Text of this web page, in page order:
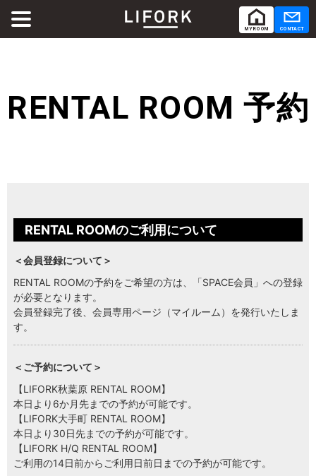
CONTACT
MY ROOM
SERVICE
RENTAL ROOM
RENTAL LOUNGE
LOCATIONS
AKIHABARA 秋葉原
AKIHABARA II 秋葉原Ⅱ
RENTAL ROOM 予約
RENTAL ROOMのご利用について
＜会員登録について＞
RENTAL ROOMの予約をご希望の方は、「SPACE会員」への登録
が必要となります。
会員登録完了後、会員専用ページ（マイルーム）を発行いたしま
す。
＜ご予約について＞
【LIFORK秋葉原 RENTAL ROOM】
本日より6か月先までの予約が可能です。
【LIFORK大手町 RENTAL ROOM】
本日より30日先までの予約が可能です。
【LIFORK H/Q RENTAL ROOM】
ご利用の14日前からご利用日前日までの予約が可能です。